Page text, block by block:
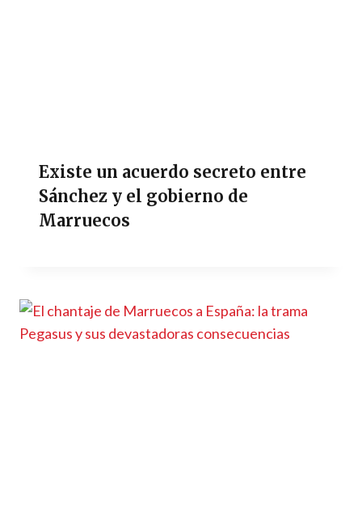
Existe un acuerdo secreto entre
Sánchez y el gobierno de
Marruecos